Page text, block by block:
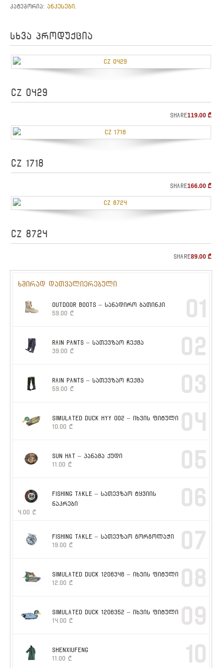
კატეგორია: ანკესები
სხვა პროდუქცია
CZ 0429
119.00 ₾
Share
CZ 1718
166.00 ₾
Share
CZ 8724
89.00 ₾
Share
ხშირად დათვალიერებული
OUTDOOR BOOTS – სანადირო ბათინკი
59.00 ₾ 01
RAIN PANTS – სათევზაო ჩექმა
39.00 ₾ 02
RAIN PANTS – სათევზაო ჩექმა
59.00 ₾ 03
SIMULATED DUCK HYY 002 – იხვის ფიტული
10.00 ₾ 04
SUN HAT – პანამა ქუდი
11.00 ₾ 05
FISHING TAKLE – სათევზაო ტყვიის
ნაკრები
4.00 ₾
06
FISHING TAKLE – სათევზაო გორგოლაჭი
19.00 ₾ 07
SIMULATED DUCK 1206346 – იხვის ფიტული
12.00 ₾ 08
SIMULATED DUCK 1206352 – იხვის ფიტული
14.00 ₾ 09
SHENXIUFENG
11.00 ₾ 10